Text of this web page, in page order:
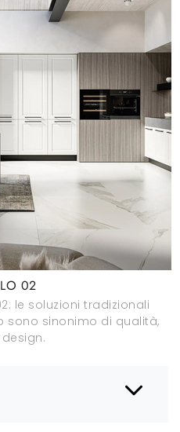
02
le soluzioni tradizionali
sono sinonimo di qualità,